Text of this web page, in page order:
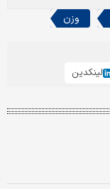
وزن
لینکدین